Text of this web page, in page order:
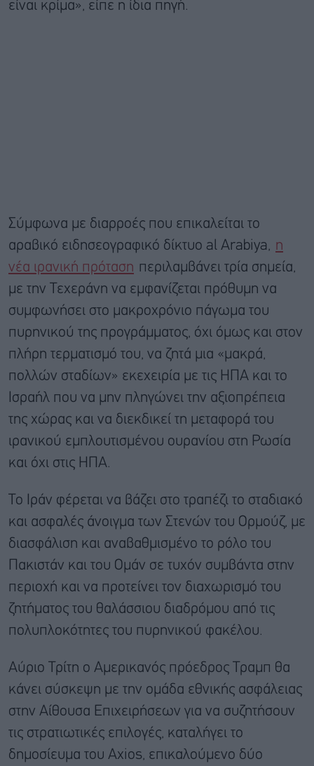
είναι κρίμα», είπε η ίδια πηγή.
Σύμφωνα με διαρροές που επικαλείται το
αραβικό ειδησεογραφικό δίκτυο al Arabiya,
η
νέα ιρανική πρόταση περιλαμβάνει τρία σημεία,
με την Τεχεράνη να εμφανίζεται πρόθυμη να
συμφωνήσει στο μακροχρόνιο πάγωμα του
πυρηνικού της προγράμματος, όχι όμως και στον
πλήρη τερματισμό του, να ζητά μια «μακρά,
πολλών σταδίων» εκεχειρία με τις ΗΠΑ και το
Ισραήλ που να μην πληγώνει την αξιοπρέπεια
της χώρας και να διεκδικεί τη μεταφορά του
ιρανικού εμπλουτισμένου ουρανίου στη Ρωσία
και όχι στις ΗΠΑ.
Το Ιράν φέρεται να βάζει στο τραπέζι το σταδιακό
και ασφαλές άνοιγμα των Στενών του Ορμούζ, με
διασφάλιση και αναβαθμισμένο το ρόλο του
Πακιστάν και του Ομάν σε τυχόν συμβάντα στην
περιοχή και να προτείνει τον διαχωρισμό του
ζητήματος του θαλάσσιου διαδρόμου από τις
πολυπλοκότητες του πυρηνικού φακέλου.
Αύριο Τρίτη ο Αμερικανός πρόεδρος Τραμπ θα
κάνει σύσκεψη με την ομάδα εθνικής ασφάλειας
στην Αίθουσα Επιχειρήσεων για να συζητήσουν
τις στρατιωτικές επιλογές, καταλήγει το
δημοσίευμα του Axios, επικαλούμενο δύο